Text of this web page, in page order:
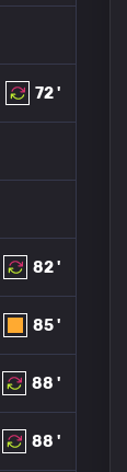
72 '
82 '
85 '
88 '
88 '